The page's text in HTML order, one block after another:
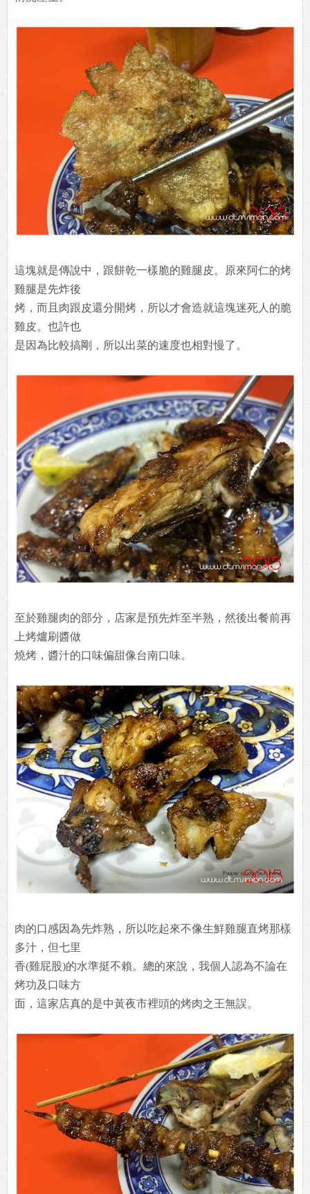
這塊就是傳說中，跟餅乾一樣脆的雞腿皮。原來阿仁的烤
雞腿是先炸後
烤，而且肉跟皮還分開烤，所以才會造就這塊迷死人的脆
雞皮。也許也
是因為比較搞剛，所以出菜的速度也相對慢了。
至於雞腿肉的部分，店家是預先炸至半熟，然後出餐前再
上烤爐刷醬做
燒烤，醬汁的口味偏甜像台南口味。
肉的口感因為先炸熟，所以吃起來不像生鮮雞腿直烤那樣
多汁，但七里
香(雞屁股)的水準挺不賴。總的來說，我個人認為不論在
烤功及口味方
面，這家店真的是中黃夜市裡頭的烤肉之王無誤。